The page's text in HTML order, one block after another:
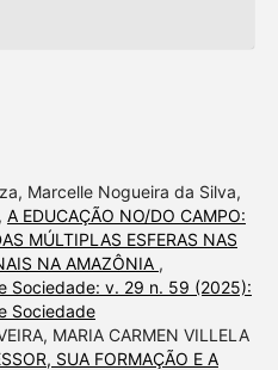
Marcelle Nogueira da Silva,
A EDUCAÇÃO NO/DO CAMPO:
MÚLTIPLAS ESFERAS NAS
NA AMAZÔNIA ,
Sociedade: v. 29 n. 59 (2025):
Sociedade
MARIA CARMEN VILLELA
SUA FORMAÇÃO E A